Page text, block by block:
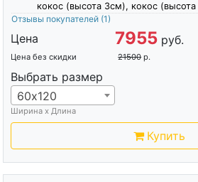
кокос (высота 3см), кокос
Отзывы покупателей (1)
Цена 7955 руб.
Цена без скидки 21500 р.
Выбрать размер
60х120
Ширина х Длина
Купить